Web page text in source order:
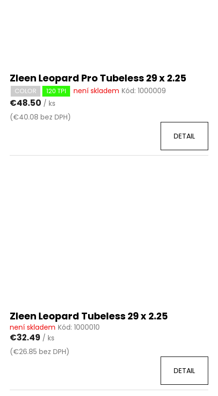
Zleen Leopard Pro Tubeless 29 x 2.25
COLOR 120 TPI není skladem Kód: 1000009
€48.50 / ks
(€40.08 bez DPH)
DETAIL
Zleen Leopard Tubeless 29 x 2.25
není skladem Kód: 1000010
€32.49 / ks
(€26.85 bez DPH)
DETAIL